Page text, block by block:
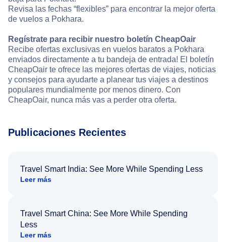
Revisa las fechas “flexibles” para encontrar la mejor oferta
de vuelos a Pokhara.
Regístrate para recibir nuestro boletín CheapOair
Recibe ofertas exclusivas en vuelos baratos a Pokhara
enviados directamente a tu bandeja de entrada! El boletín
CheapOair te ofrece las mejores ofertas de viajes, noticias
y consejos para ayudarte a planear tus viajes a destinos
populares mundialmente por menos dinero. Con
CheapOair, nunca más vas a perder otra oferta.
Publicaciones Recientes
Travel Smart India: See More While Spending Less
Leer más
Travel Smart China: See More While Spending
Less
Leer más